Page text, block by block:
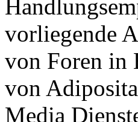
vorliegende
von Foren in
von
Media